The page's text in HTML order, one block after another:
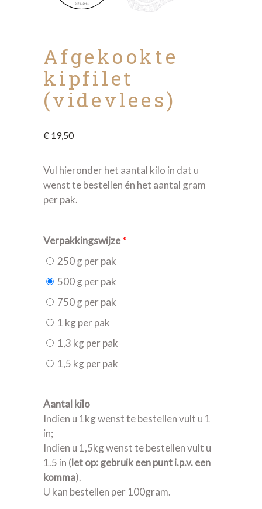
Afgekookte
kipfilet
(videvlees)
€ 19,50
Vul hieronder het aantal kilo in dat u
wenst te bestellen én het aantal gram
per pak.
Verpakkingswijze*
250 g per pak
500 g per pak
750 g per pak
1 kg per pak
1,3 kg per pak
1,5 kg per pak
Aantal kilo
Indien u 1kg wenst te bestellen vult u 1
in;
Indien u 1,5kg wenst te bestellen vult u
1.5 in (let op: gebruik een punt i.p.v. een
komma).
U kan bestellen per 100gram.